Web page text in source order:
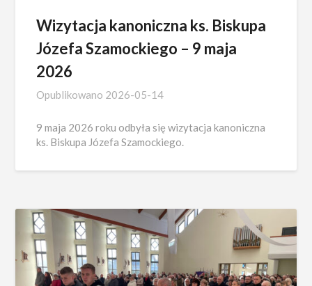
Wizytacja kanoniczna ks. Biskupa
Józefa Szamockiego – 9 maja
2026
Opublikowano 2026-05-14
9 maja 2026 roku odbyła się wizytacja kanoniczna
ks. Biskupa Józefa Szamockiego.